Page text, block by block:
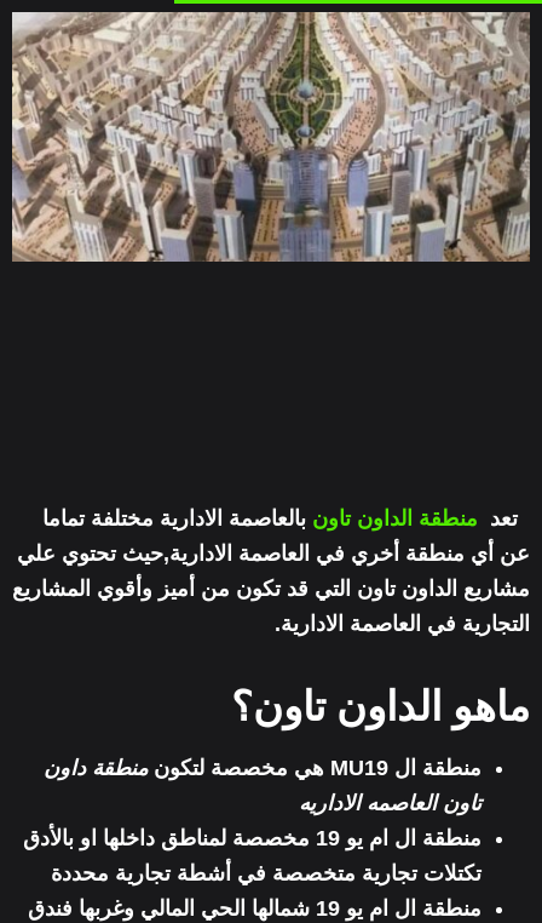
تعد منطقة الداون تاون بالعاصمة الادارية مختلفة تماما
عن أي منطقة أخري في العاصمة الادارية,حيث تحتوي علي
مشاريع الداون تاون التي قد تكون من أميز وأقوي المشاريع
التجارية في العاصمة الادارية.
ماهو الداون تاون؟
منطقة ال MU19 هي مخصصة لتكون
منطقة داون
تاون العاصمه الاداريه
منطقة ال ام يو 19 مخصصة لمناطق داخلها او بالأدق
تكتلات تجارية متخصصة في أشطة تجارية محددة
منطقة ال ام يو 19 شمالها الحي المالي وغربها فندق